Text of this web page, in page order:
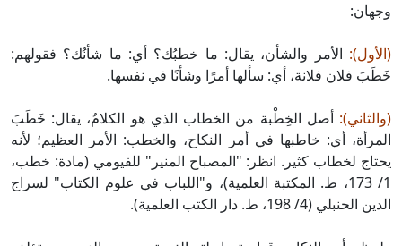
وجهان:
(الأول): الأمر والشأن، يقال: ما خطبُك؟ أي: ما شأنُك؟ فقولهم:
خَطَبَ فلان فلانة، أي: سألها أمرًا وشأنًا في نفسها.
(والثاني): أصل الخِطْبة من الخطاب الذي هو الكلامُ، يقال: خَطَبَ
المرأة، أي: خاطبها في أمر النكاح، والخطب: الأمر العظيم؛ لأنه
يحتاج لخطاب كثير. انظر: "المصباح المنير" للفيومي (مادة: خطب،
1/ 173، ط. المكتبة العلمية)، و"اللباب في علوم الكتاب" لسراج
الدين الحنبلي (4/ 198، ط. دار الكتب العلمية).